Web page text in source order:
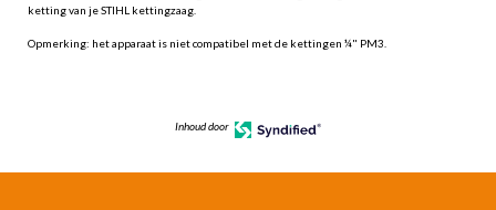
ketting van je STIHL kettingzaag.
Opmerking: het apparaat is niet compatibel met de kettingen ¼" PM3.
Inhoud door